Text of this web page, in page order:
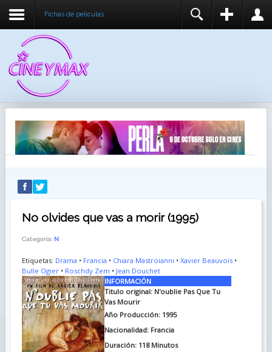
Fichas de peliculas
RECUÉRDEME
IDENTIFICARSE
REGISTER
No olvides que vas a morir (1995)
Categoría: N
Etiquetas: Drama • Francia • Chiara Mastroianni • Xavier Beauvois•
Bulle Ogier• Roschdy Zem • Jean Douchet
INFORMACIÓN
Titulo original: N'oublie Pas Que Tu
Vas Mourir
Año Producción: 1995
Nacionalidad: Francia
Duración: 118 Minutos